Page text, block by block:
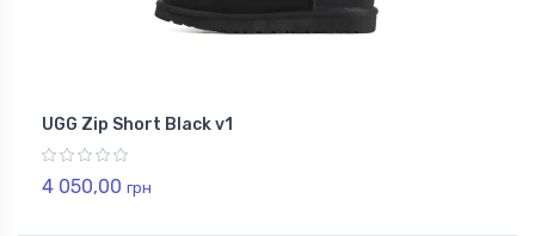
UGG Zip Short Black v1
4 050,00 грн